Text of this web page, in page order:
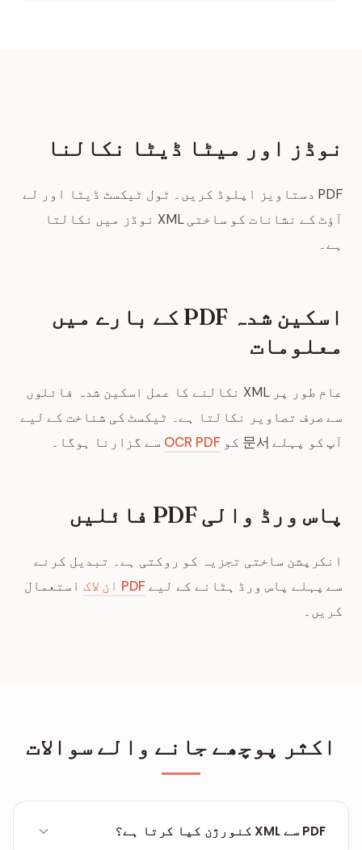
نوڈز اور میٹا ڈیٹا نکالنا
PDF دستاویز اپلوڈ کریں۔ ٹول ٹیکسٹ ڈیٹا اور لے
آؤٹ کے نشانات کو ساختی XML نوڈز میں نکالتا
ہے۔
اسکین شدہ PDF کے بارے میں
معلومات
عام طور پر XML نکالنے کا عمل اسکین شدہ فائلوں
سے صرف تصاویر نکالتا ہے۔ ٹیکسٹ کی شناخت کے لیے
آپ کو پہلے 문서 کو
OCR PDF سے گزارنا ہوگا۔
پاس ورڈ والی PDF فائلیں
انکرپشن ساختی تجزیہ کو روکتی ہے۔ تبدیل کرنے
سے پہلے پاس ورڈ ہٹانے کے لیےPDF ان لاک
استعمال
کریں۔
اکثر پوچھے جانے والے سوالات
PDF سے XML کنورژن کیا کرتا ہے؟